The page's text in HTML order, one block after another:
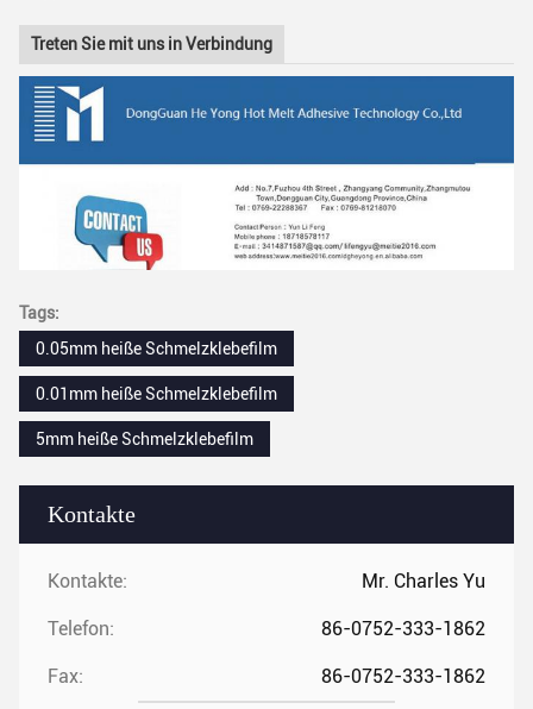
Kontakte
Kontakte: Mr. Charles Yu
Telefon: 86-0752-333-1862
Fax: 86-0752-333-1862
Treten Sie mit uns in Verbindung
Tags:
0.05mm heiße Schmelzklebefilm
0.01mm heiße Schmelzklebefilm
5mm heiße Schmelzklebefilm